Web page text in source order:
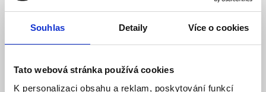
Souhlas Detaily Více o cookies
Tato webová stránka používá cookies
K personalizaci obsahu a reklam, poskytování funkcí
siréna, bez baterie
Skladem
Pro koncové zákazníky neprodejné.